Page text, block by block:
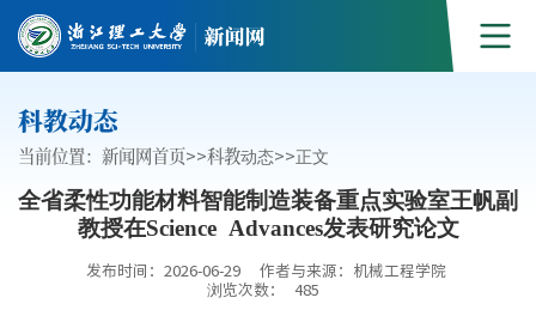
科教动态
当前位置： 新闻网首页>>科教动态>>正文
全省柔性功能材料智能制造装备重点实验室王帆副
教授在Science Advances发表研究论文
发布时间：2026-06-29
作者与来源：机械工程学院
浏览次数：
485